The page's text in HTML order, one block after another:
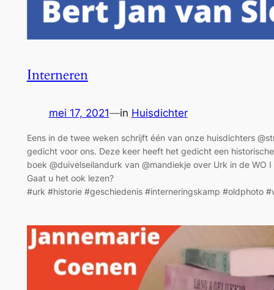
Interneren
mei 17, 2021—in Huisdichter
Eens in de twee weken schrijft één van onze huisdichters
gedicht voor ons. Deze keer heeft het gedicht een
boek @duivelseilandurk van @mandiekje over Urk in de WO
Gaat u het ook lezen?
#urk #historie #geschiedenis #interneringskamp #oldphoto